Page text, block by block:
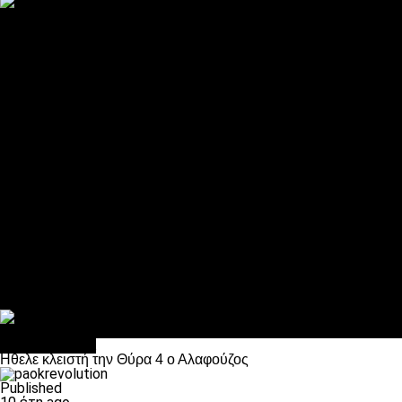
Ηθελε κλειστή την Θύρα 4 ο Αλαφούζος
Published